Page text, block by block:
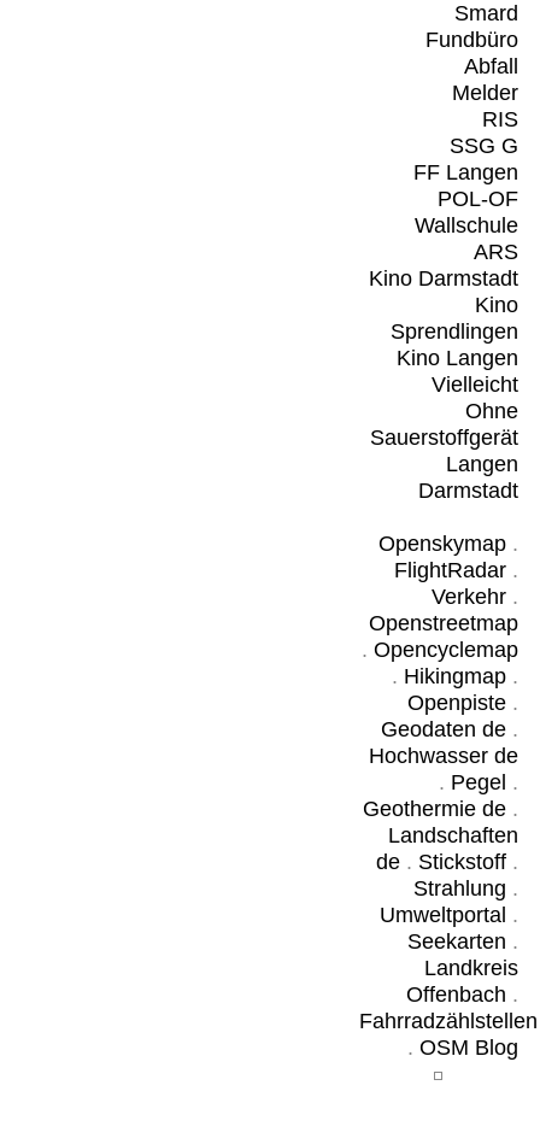
Smard
Fundbüro
Abfall
Melder
RIS
SSG G
FF Langen
POL-OF
Wallschule
ARS
Kino Darmstadt
Kino
Sprendlingen
Kino Langen
Vielleicht
Ohne
Sauerstoffgerät
Langen
Darmstadt
Openskymap.
FlightRadar.
Verkehr.
Openstreetmap
. Opencyclemap
. Hikingmap.
Openpiste.
Geodaten de.
Hochwasser de
. Pegel .
Geothermie de.
Landschaften
de. Stickstoff.
Strahlung .
Umweltportal .
Seekarten .
Landkreis
Offenbach .
Fahrradzählstellen
. OSM Blog